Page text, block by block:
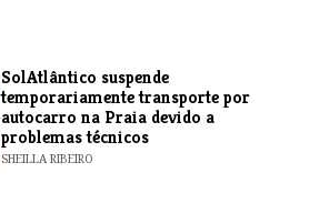
SolAtlântico suspende
temporariamente transporte por
autocarro na Praia devido a
problemas técnicos
SHEILLA RIBEIRO